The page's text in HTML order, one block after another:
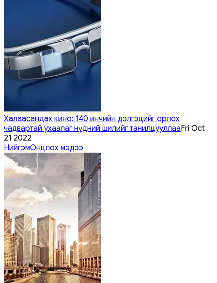
Халаасандах кино: 140 инчийн дэлгэцийг орлох
чадвартай ухаалаг нүдний шилийг танилцууллааFri Oct
21 2022
НийгэмОнцлох мэдээ